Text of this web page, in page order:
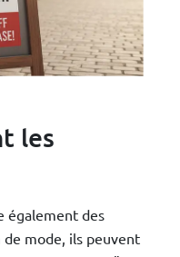
les
également des
de mode, ils peuvent